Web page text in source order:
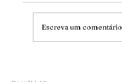
Escreva um comentário